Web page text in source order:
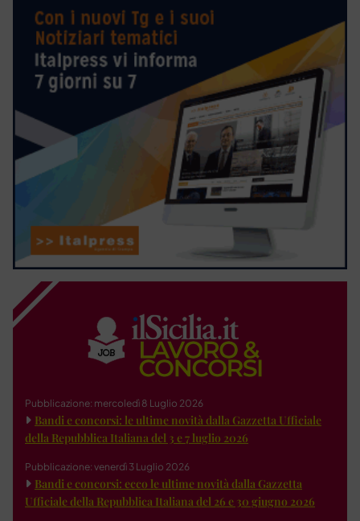
Pubblicazione: mercoledì 8 Luglio 2026
Bandi e concorsi: le ultime novità dalla Gazzetta Ufficiale
della Repubblica Italiana del 3 e 7 luglio 2026
Pubblicazione: venerdì 3 Luglio 2026
Bandi e concorsi: ecco le ultime novità dalla Gazzetta
Ufficiale della Repubblica Italiana del 26 e 30 giugno 2026